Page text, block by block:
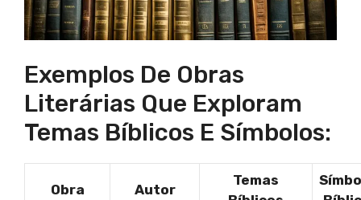
Exemplos De Obras
Literárias Que Exploram
Temas Bíblicos E Símbolos:
Obra Autor
Temas